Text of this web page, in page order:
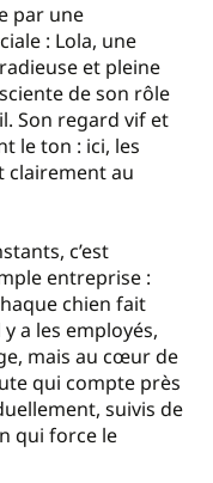
par une
: Lola, une
et pleine
de son rôle
Son regard vif et
le ton : ici, les
clairement au
c’est
entreprise :
chien fait
a les employés,
mais au cœur de
qui compte près
suivis de
qui force le